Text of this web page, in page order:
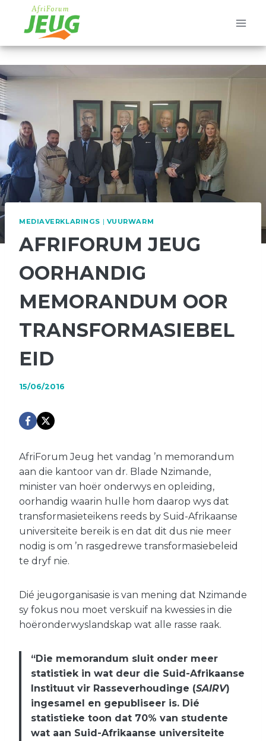
content
MEDIAVERKLARINGS | VUURWARM
AFRIFORUM JEUG
OORHANDIG
MEMORANDUM OOR
TRANSFORMASIEBEL
EID
15/06/2016
AfriForum Jeug het vandag ’n memorandum
aan die kantoor van dr. Blade Nzimande,
minister van hoër onderwys en opleiding,
oorhandig waarin hulle hom daarop wys dat
transformasieteikens reeds by Suid-Afrikaanse
universiteite bereik is en dat dit dus nie meer
nodig is om ’n rasgedrewe transformasiebeleid
te dryf nie.
Dié jeugorganisasie is van mening dat Nzimande
sy fokus nou moet verskuif na kwessies in die
hoëronderwyslandskap wat alle rasse raak.
“Die memorandum sluit onder meer
statistiek in wat deur die Suid-Afrikaanse
Instituut vir Rasseverhoudinge (SAIRV)
ingesamel en gepubliseer is. Dié
statistieke toon dat 70% van studente
wat aan Suid-Afrikaanse universiteite